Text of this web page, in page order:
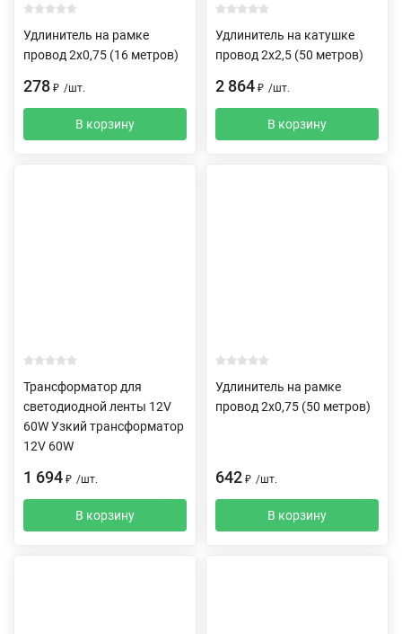
Удлинитель на рамке
провод 2х0,75 (16 метров)
278 ₽ /шт.
В корзину
Удлинитель на катушке
провод 2х2,5 (50 метров)
2 864 ₽ /шт.
В корзину
Трансформатор для
светодиодной ленты 12V
60W Узкий трансформатор
12V 60W
1 694 ₽ /шт.
В корзину
Удлинитель на рамке
провод 2х0,75 (50 метров)
642 ₽ /шт.
В корзину